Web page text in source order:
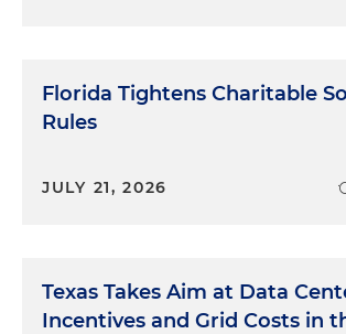
Florida Tightens Charitable
Rules
JULY 21, 2026
Texas Takes Aim at Data
Incentives and Grid Costs in